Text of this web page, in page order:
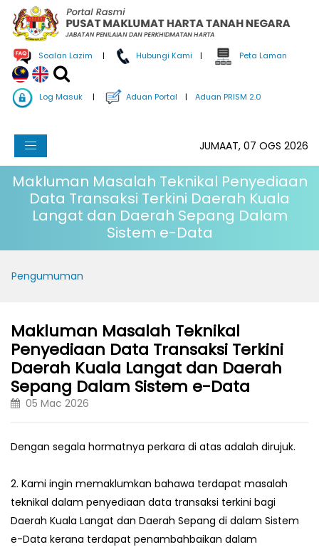
Soalan Lazim | Hubungi Kami | Peta Laman
Log Masuk | Aduan Portal | Aduan PRISM 2.0
JUMAAT, 07 OGS 2026
Makluman Masalah Teknikal Penyediaan
Data Transaksi Terkini Daerah Kuala
Langat dan Daerah Sepang Dalam
Sistem e-Data
Pengumuman
Makluman Masalah Teknikal
Penyediaan Data Transaksi Terkini
Daerah Kuala Langat dan Daerah
Sepang Dalam Sistem e-Data
05 Mac 2026
Dengan segala hormatnya perkara di atas adalah dirujuk.
2. Kami ingin memaklumkan bahawa terdapat masalah
teknikal dalam penyediaan data transaksi terkini bagi
Daerah Kuala Langat dan Daerah Sepang di dalam Sistem
e-Data kerana terdapat penambahbaikan dalam